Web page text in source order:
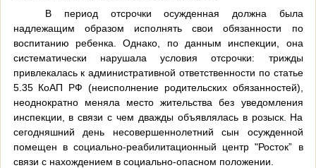
В период отсрочки осужденная должна была
надлежащим образом исполнять свои обязанности по
воспитанию ребенка. Однако, по данным инспекции, она
систематически нарушала условия отсрочки: трижды
привлекалась к административной ответственности по статье
5.35 КоАП РФ (неисполнение родительских обязанностей),
неоднократно меняла место жительства без уведомления
инспекции, в связи с чем дважды объявлялась в розыск. На
сегодняшний день несовершеннолетний сын осужденной
помещен в социально-реабилитационный центр "Росток” в
связи с нахождением в социально-опасном положении.